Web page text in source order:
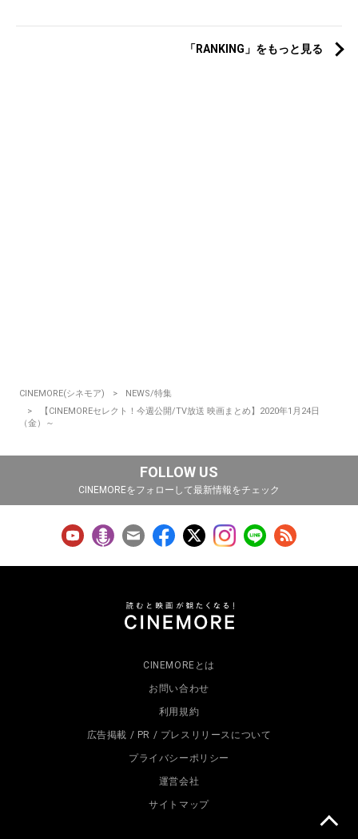
「RANKING」をもっと見る
CINEMORE(シネモア)
NEWS/特集
【CINEMOREセレクト！今週公開/TV放送 映画まとめ】2020年1月24日
（金）～
FOLLOW US
CINEMOREをフォローして最新情報をチェック
CINEMOREとは
お問い合わせ
利用規約
広告掲載 / PR / プレスリリースについて
プライバシーポリシー
運営会社
サイトマップ